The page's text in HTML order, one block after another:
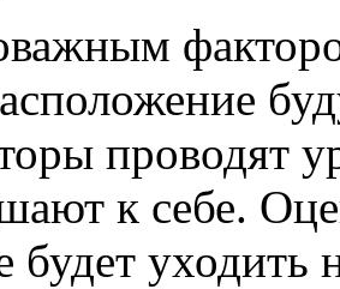
проводят
к себе.
будет уходить